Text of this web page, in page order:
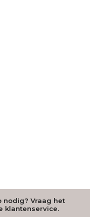
nodig? Vraag het
klantenservice.